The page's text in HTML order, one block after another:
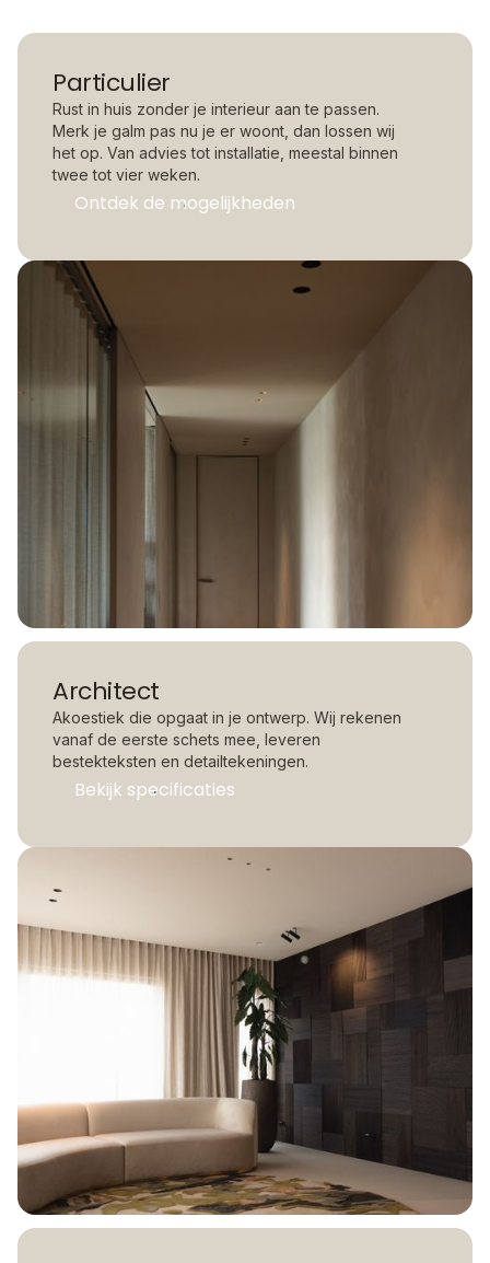
Particulier
Rust in huis zonder je interieur aan te passen.
Merk je galm pas nu je er woont, dan lossen wij
het op. Van advies tot installatie, meestal binnen
twee tot vier weken.
Ontdek de mogelijkheden
Architect
Akoestiek die opgaat in je ontwerp. Wij rekenen
vanaf de eerste schets mee, leveren
bestekteksten en detailtekeningen.
Bekijk specificaties